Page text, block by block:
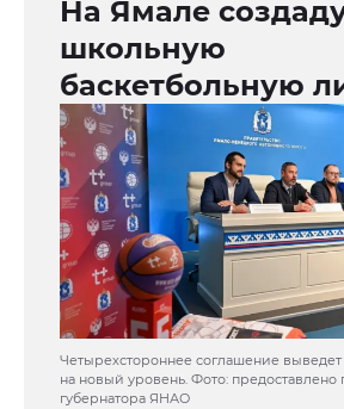
На Ямале
школьную
баскетбольную
Четырехстороннее соглашение выведет
на новый уровень. Фото: предоставлено
губернатора ЯНАО